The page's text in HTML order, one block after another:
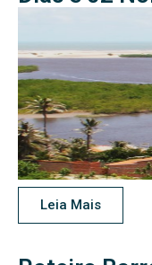
Leia Mais